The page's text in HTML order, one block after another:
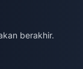
berakhir.